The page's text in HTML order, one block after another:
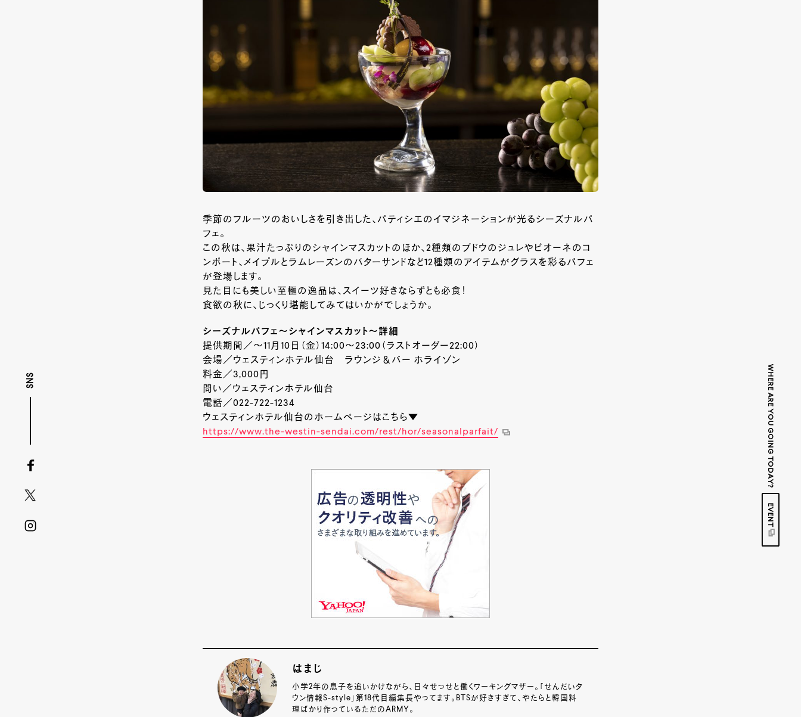
SNS WHERE ARE YOU GOING TODAY?
EVENT
季節のフルーツのおいしさを引き出した、パティシエのイマジネーションが光るシーズナルパ
フェ。
この秋は、果汁たっぷりのシャインマスカットのほか、2種類のブドウのジュレやピオーネのコ
ンポート、メイプルとラムレーズンのバターサンドなど12種類のアイテムがグラスを彩るパフェ
が登場します。
見た目にも美しい至極の逸品は、スイーツ好きならずとも必食！
食欲の秋に、じっくり堪能してみてはいかがでしょうか。
シーズナルパフェ～シャインマスカット～詳細
提供期間／～11月10日（金）14:00～23:00（ラストオーダー22:00）
会場／ウェスティンホテル仙台 ラウンジ＆バー ホライゾン
料金／3,000円
問い／ウェスティンホテル仙台
電話／022-722-1234
ウェスティンホテル仙台のホームページはこちら▼
https://www.the-westin-sendai.com/rest/hor/seasonalparfait/
はまじ
小学2年の息子を追いかけながら、日々せっせと働くワーキングマザー。「せんだいタ
ウン情報S-style」第18代目編集長やってます。BTSが好きすぎて、やたらと韓国料
理ばかり作っているただのARMY。